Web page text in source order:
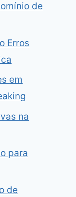
de
Erros
em
na
para
de